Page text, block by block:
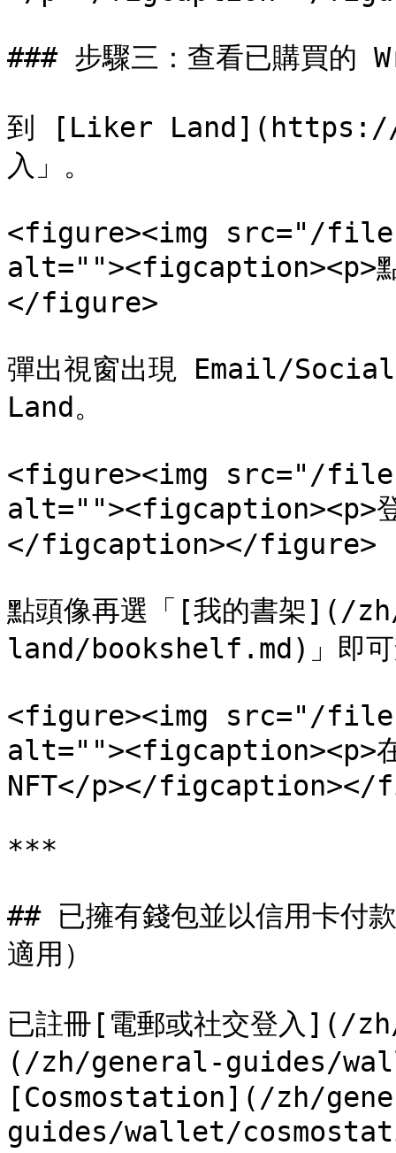
### 步驟三：查看已購買的
到 [Liker Land](https://
入」。
<figure><img src="/files/
alt=""><figcaption><p>
</figure>
彈出視窗出現 Email/
Land。
<figure><img src="/files/
alt=""><figcaption><p>
</figcaption></figure>
點頭像再選「[我的書架
land/bookshelf.md)」即可
<figure><img src="/files/
alt=""><figcaption><p>在
NFT</p></figcaption></
***
## 已擁有錢包並以信用卡
適用）
已註冊[電郵或社交登入
(/zh/general-guides/
[Cosmostation](/zh/
guides/wallet/